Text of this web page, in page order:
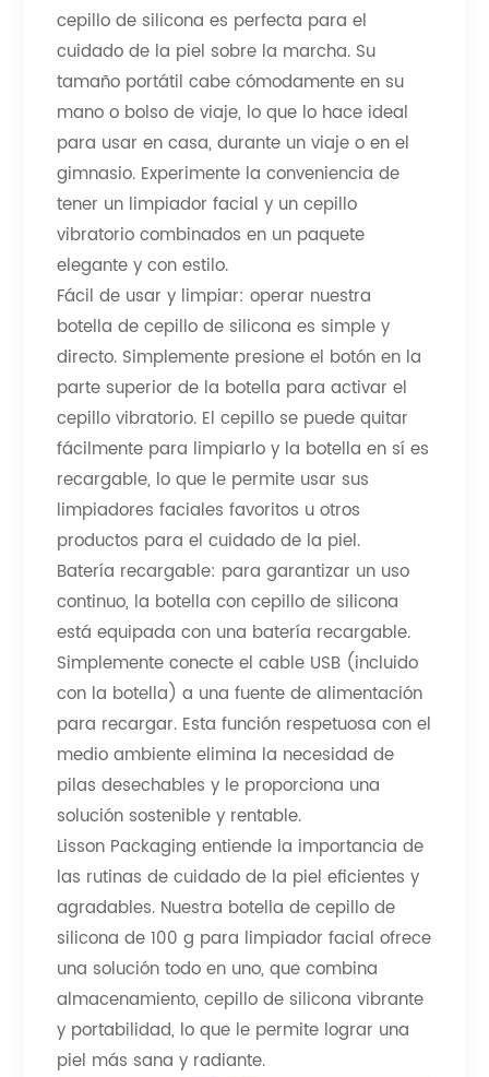
cepillo de silicona es perfecta para el
cuidado de la piel sobre la marcha. Su
tamaño portátil cabe cómodamente en su
mano o bolso de viaje, lo que lo hace ideal
para usar en casa, durante un viaje o en el
gimnasio. Experimente la conveniencia de
tener un limpiador facial y un cepillo
vibratorio combinados en un paquete
elegante y con estilo.
Fácil de usar y limpiar: operar nuestra
botella de cepillo de silicona es simple y
directo. Simplemente presione el botón en la
parte superior de la botella para activar el
cepillo vibratorio. El cepillo se puede quitar
fácilmente para limpiarlo y la botella en sí es
recargable, lo que le permite usar sus
limpiadores faciales favoritos u otros
productos para el cuidado de la piel.
Batería recargable: para garantizar un uso
continuo, la botella con cepillo de silicona
está equipada con una batería recargable.
Simplemente conecte el cable USB (incluido
con la botella) a una fuente de alimentación
para recargar. Esta función respetuosa con el
medio ambiente elimina la necesidad de
pilas desechables y le proporciona una
solución sostenible y rentable.
Lisson Packaging entiende la importancia de
las rutinas de cuidado de la piel eficientes y
agradables. Nuestra botella de cepillo de
silicona de 100 g para limpiador facial ofrece
una solución todo en uno, que combina
almacenamiento, cepillo de silicona vibrante
y portabilidad, lo que le permite lograr una
piel más sana y radiante.